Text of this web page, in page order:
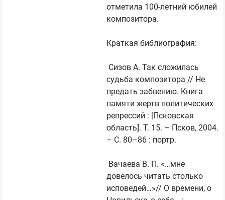
отметила 100-летний юбилей
композитора.
Краткая библиография:
судьба композитора // Не
предать забвению. Книга
памяти жертв политических
репрессий : [Псковская
область]. Т. 15. – Псков, 2004.
– С. 80–86 : портр.
довелось читать столько
исповедей…»// О времени, о